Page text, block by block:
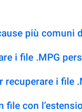
più comuni
i file .MPG
recuperare i file
file con